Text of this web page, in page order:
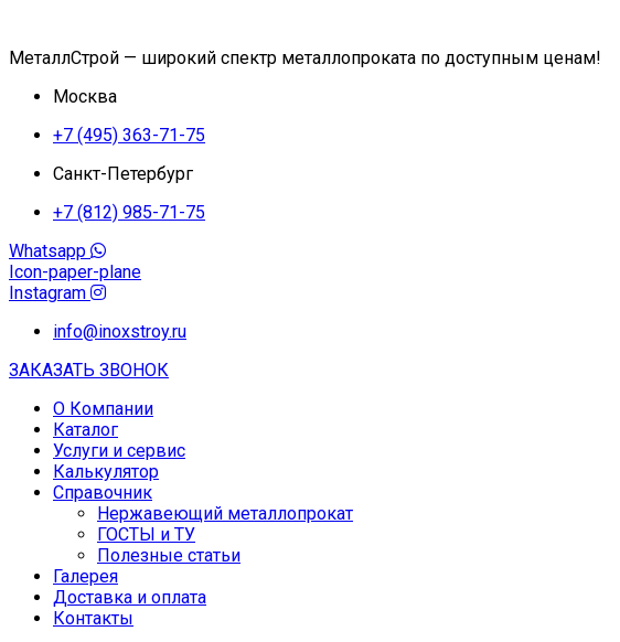
МеталлСтрой — широкий спектр металлопроката по доступным ценам!
Москва
+7 (495) 363-71-75
Санкт-Петербург
+7 (812) 985-71-75
Whatsapp
Icon-paper-plane
Instagram
info@inoxstroy.ru
ЗАКАЗАТЬ ЗВОНОК
О Компании
Каталог
Услуги и сервис
Калькулятор
Справочник
Нержавеющий металлопрокат
ГОСТЫ и ТУ
Полезные статьи
Галерея
Доставка и оплата
Контакты